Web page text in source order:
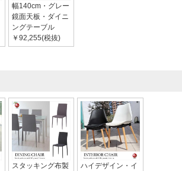
幅140cm・グレー
鏡面天板・ダイニ
ングテーブル
￥92,255(税抜)
スタッキング布製
ハイデザイン・イ